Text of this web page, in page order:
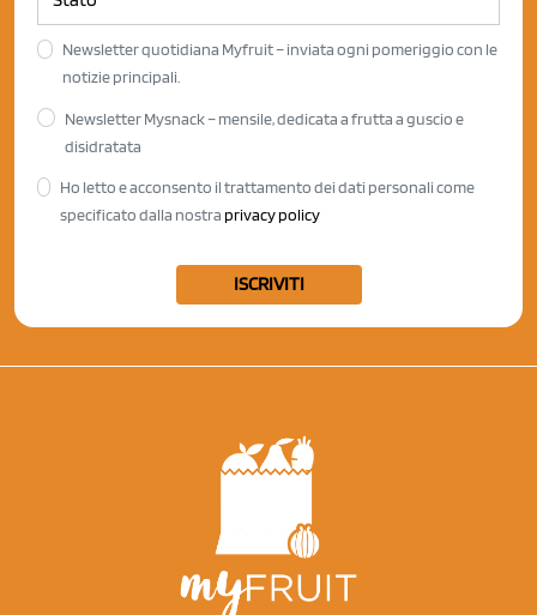
Newsletter quotidiana Myfruit – inviata ogni pomeriggio con le
notizie principali.
Newsletter Mysnack – mensile, dedicata a frutta a guscio e
disidratata
Ho letto e acconsento il trattamento dei dati personali come
specificato dalla nostra privacy policy
ISCRIVITI